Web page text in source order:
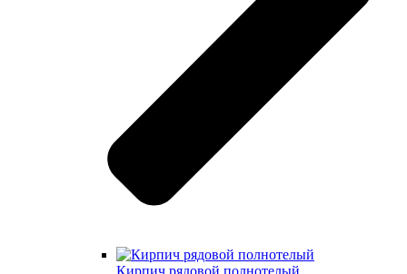
Кирпич рядовой полнотелый